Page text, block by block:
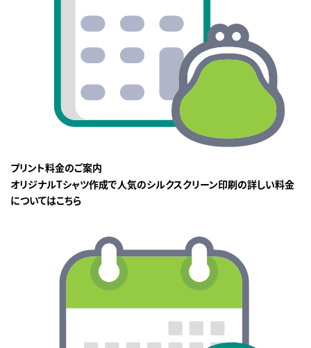
プリント料金のご案内
オリジナルTシャツ作成で人気のシルクスクリーン印刷の詳しい料金
についてはこちら